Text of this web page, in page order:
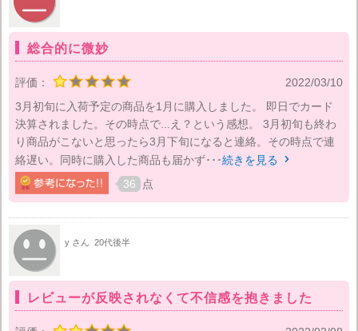
総合的に微妙
評価：
2022/03/10
3月初旬に入荷予定の商品を1月に購入しました。 即日でカード
決算されました。その時点で...え？という感想。 3月初旬も終わ
り商品がこないと思ったら3月下旬になると連絡。その時点で連
絡遅い。同時に購入した商品も届かず･･･続きを見る 
36 点
y さん 20代後半
レビューが反映されなくて不信感を抱きました